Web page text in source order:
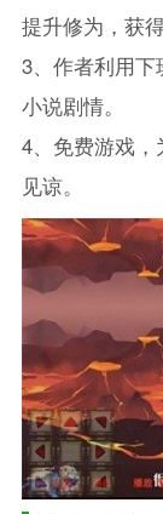
提升修为，获
3、作者利用
小说剧情。
4、免费游戏
见谅。